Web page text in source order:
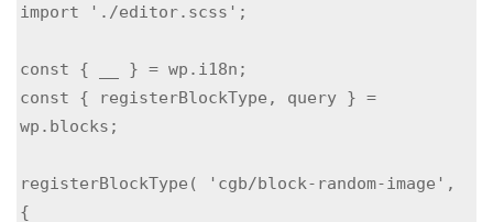
import './editor.scss';
const { __ } = wp.i18n;
const { registerBlockType, query } =
wp.blocks;
registerBlockType( 'cgb/block-random-image',
{